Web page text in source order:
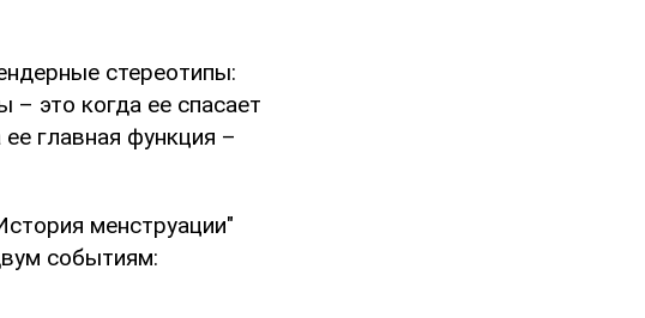
стереотипы:
это когда ее спасает
главная функция –
менструации"
событиям: